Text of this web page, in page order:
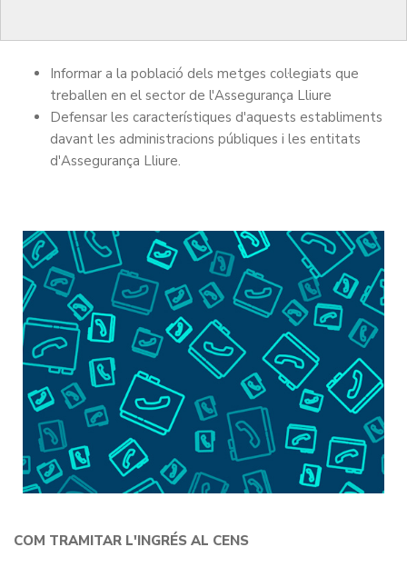
Informar a la població dels metges col·legiats que
treballen en el sector de l'Assegurança Lliure
Defensar les característiques d'aquests establiments
davant les administracions públiques i les entitats
d'Assegurança Lliure.
COM TRAMITAR L'INGRÉS AL CENS